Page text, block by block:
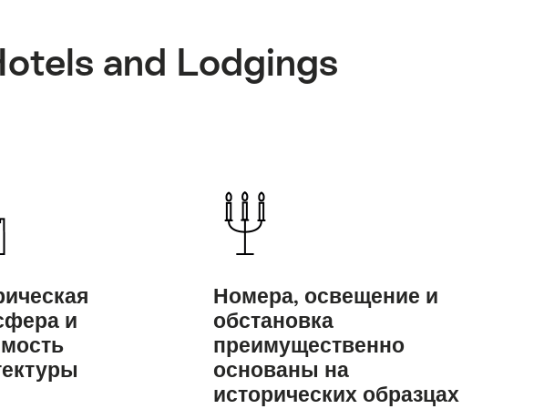
and Lodgings
и
Номера, освещение и
обстановка
преимущественно
основаны на
исторических образцах